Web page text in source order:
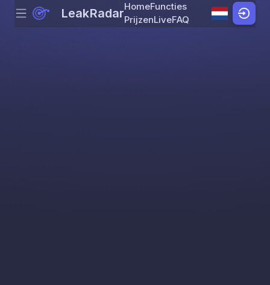
Skip to content
Menu LeakRadarHomeFuncties
PrijzenLiveFAQ